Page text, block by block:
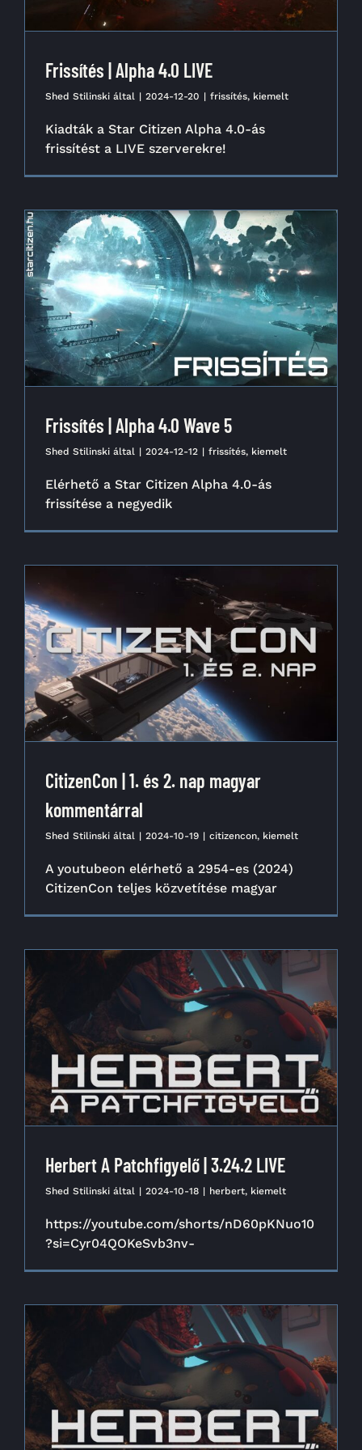
Frissítés | Alpha 4.0 LIVE
Shed Stilinski által | 2024-12-20 | frissítés, kiemelt
Kiadták a Star Citizen Alpha 4.0-ás
frissítést a LIVE szerverekre!
Frissítés | Alpha 4.0 Wave 5
Shed Stilinski által | 2024-12-12 | frissítés, kiemelt
Elérhető a Star Citizen Alpha 4.0-ás
frissítése a negyedik
CitizenCon | 1. és 2. nap magyar
kommentárral
Shed Stilinski által | 2024-10-19 | citizencon, kiemelt
A youtubeon elérhető a 2954-es (2024)
CitizenCon teljes közvetítése magyar
Herbert A Patchfigyelő | 3.24.2 LIVE
Shed Stilinski által | 2024-10-18 | herbert, kiemelt
https://youtube.com/shorts/nD60pKNuo10
?si=Cyr04QOKeSvb3nv-